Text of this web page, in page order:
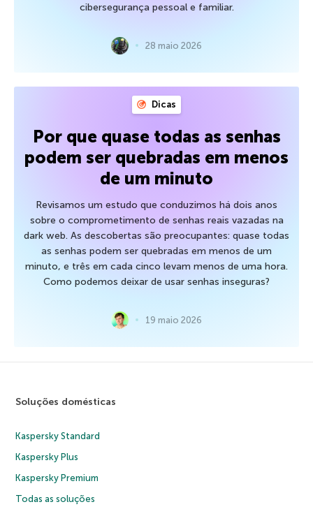
cibersegurança pessoal e familiar.
28 maio 2026
Dicas
Por que quase todas as senhas
podem ser quebradas em menos
de um minuto
Revisamos um estudo que conduzimos há dois anos
sobre o comprometimento de senhas reais vazadas na
dark web. As descobertas são preocupantes: quase todas
as senhas podem ser quebradas em menos de um
minuto, e três em cada cinco levam menos de uma hora.
Como podemos deixar de usar senhas inseguras?
19 maio 2026
Soluções domésticas
Kaspersky Standard
Kaspersky Plus
Kaspersky Premium
Todas as soluções